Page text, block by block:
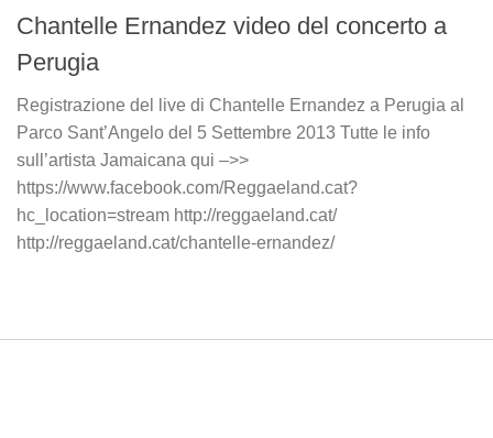
Chantelle Ernandez video del concerto a
Perugia
Registrazione del live di Chantelle Ernandez a Perugia al
Parco Sant’Angelo del 5 Settembre 2013 Tutte le info
sull’artista Jamaicana qui –>>
https://www.facebook.com/Reggaeland.cat?
hc_location=stream http://reggaeland.cat/
http://reggaeland.cat/chantelle-ernandez/